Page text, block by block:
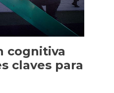
cognitiva
claves para